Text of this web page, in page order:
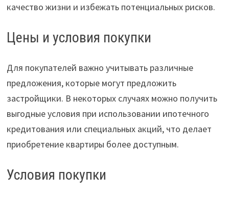
качество жизни и избежать потенциальных рисков.
Цены и условия покупки
Для покупателей важно учитывать различные
предложения, которые могут предложить
застройщики. В некоторых случаях можно получить
выгодные условия при использовании ипотечного
кредитования или специальных акций, что делает
приобретение квартиры более доступным.
Условия покупки